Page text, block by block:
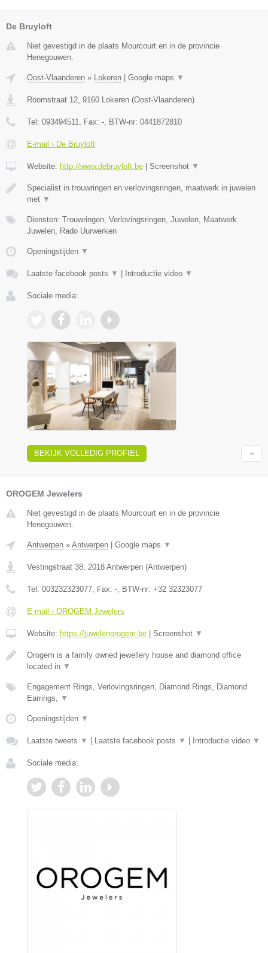
De Bruyloft
Niet gevestigd in de plaats Mourcourt en in de provincie
Henegouwen.
Oost-Vlaanderen » Lokeren Google maps ▼
Roomstraat 12, 9160 Lokeren (Oost-Vlaanderen)
Tel: 093494511, Fax: -, BTW-nr: 0441872810
E-mail › De Bruyloft
Website: http://www.debruyloft.be Screenshot ▼
Specialist in trouwringen en verlovingsringen, maatwerk in juwelen
met ▼
Diensten: Trouwringen, Verlovingsringen, Juwelen, Maatwerk
Juwelen, Rado Uurwerken
Openingstijden ▼
Laatste facebook posts ▼ Introductie video ▼
Sociale media:
BEKIJK VOLLEDIG PROFIEL
OROGEM Jewelers
Niet gevestigd in de plaats Mourcourt en in de provincie
Henegouwen.
Antwerpen » Antwerpen Google maps ▼
Vestingstraat 38, 2018 Antwerpen (Antwerpen)
Tel: 003232323077, Fax: -, BTW-nr: +32 32323077
E-mail › OROGEM Jewelers
Website: https://juwelenorogem.be Screenshot ▼
Orogem is a family owned jewellery house and diamond office
located in ▼
Engagement Rings, Verlovingsringen, Diamond Rings, Diamond
Earrings, ▼
Openingstijden ▼
Laatste tweets ▼ Laatste facebook posts ▼ Introductie video ▼
Sociale media: